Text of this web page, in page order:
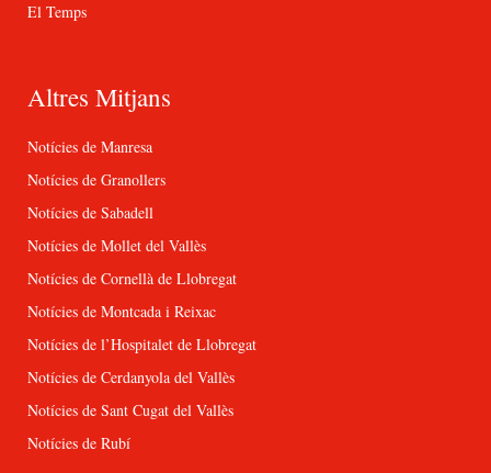
El Temps
Altres Mitjans
Notícies de Manresa
Notícies de Granollers
Notícies de Sabadell
Notícies de Mollet del Vallès
Notícies de Cornellà de Llobregat
Notícies de Montcada i Reixac
Notícies de l’Hospitalet de Llobregat
Notícies de Cerdanyola del Vallès
Notícies de Sant Cugat del Vallès
Notícies de Rubí